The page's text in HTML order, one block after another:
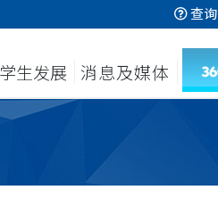
查询
学生发展 消息及媒体